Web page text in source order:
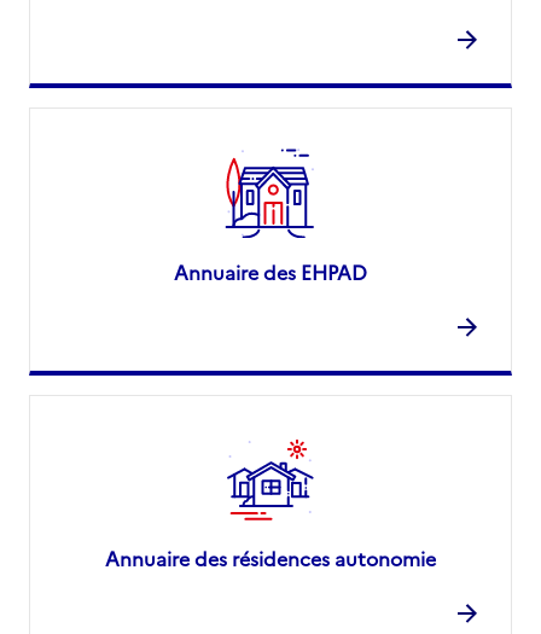
Annuaire des EHPAD
Annuaire des résidences autonomie